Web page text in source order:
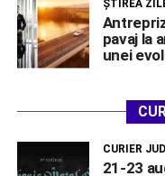
ŞTIREA
pavaj la
unei
CURIER
21-23